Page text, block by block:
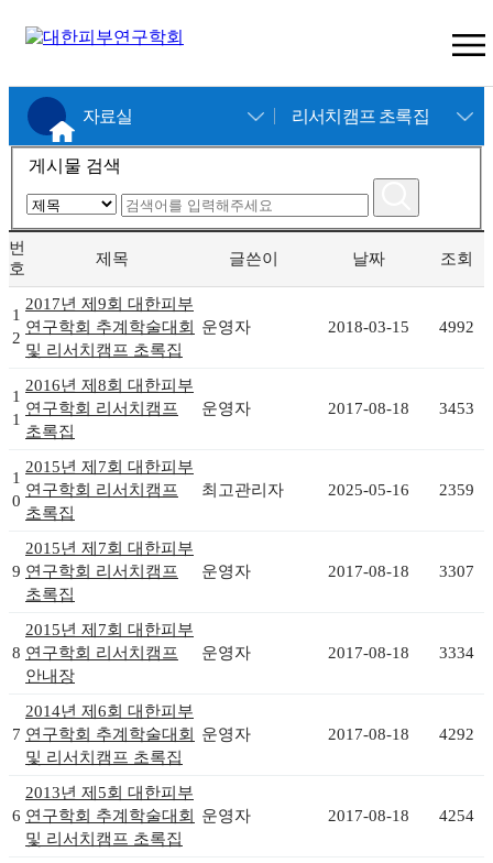
×
자료실 리서치캠프 초록집
게시물 검색
번
호
제목 글쓴이 날짜 조회
1
2
2017년 제9회 대한피부
연구학회 추계학술대회
및 리서치캠프 초록집
운영자 2018-03-15 4992
1
1
2016년 제8회 대한피부
연구학회 리서치캠프
초록집
운영자 2017-08-18 3453
1
0
2015년 제7회 대한피부
연구학회 리서치캠프
초록집
최고관리자 2025-05-16 2359
9
2015년 제7회 대한피부
연구학회 리서치캠프
초록집
운영자 2017-08-18 3307
8
2015년 제7회 대한피부
연구학회 리서치캠프
안내장
운영자 2017-08-18 3334
7
2014년 제6회 대한피부
연구학회 추계학술대회
및 리서치캠프 초록집
운영자 2017-08-18 4292
6
2013년 제5회 대한피부
연구학회 추계학술대회
및 리서치캠프 초록집
운영자 2017-08-18 4254